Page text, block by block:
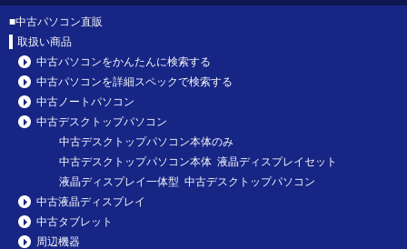
■中古パソコン直販
取扱い商品
中古パソコンをかんたんに検索する
中古パソコンを詳細スペックで検索する
中古ノートパソコン
中古デスクトップパソコン
中古デスクトップパソコン本体のみ
中古デスクトップパソコン本体 液晶ディスプレイセット
液晶ディスプレイ一体型 中古デスクトップパソコン
中古液晶ディスプレイ
中古タブレット
周辺機器